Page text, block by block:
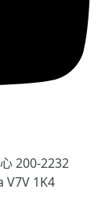
200-2232
V7V 1K4